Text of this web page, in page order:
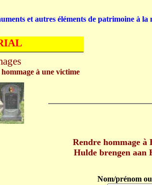
Rendre hommage
Hulde brengen aan
Nom/prénom
à une victime
et autres éléments de patrimoine à la